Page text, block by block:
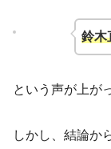
鈴木
という声が上が
しかし、結論か